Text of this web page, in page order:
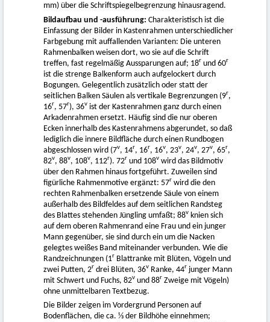
mm) über die Schriftspiegelbegrenzung hinausragend.
Bildaufbau und -ausführung: Charakteristisch ist die
Einfassung der Bilder in Kastenrahmen unterschiedlicher
Farbgebung mit auffallenden Varianten: Die unteren
Rahmenbalken weisen dort, wo sie auf die Schrift
treffen, fast regelmäßig Aussparungen auf; 18r und 60r
ist die strenge Balkenform auch aufgelockert durch
Bogungen. Gelegentlich zusätzlich oder statt der
seitlichen Balken Säulen als vertikale Begrenzungen (9r,
16r, 57r), 36v ist der Kastenrahmen ganz durch einen
Arkadenrahmen ersetzt. Häufig sind die nur oberen
Ecken innerhalb des Kastenrahmens abgerundet, so daß
lediglich die innere Bildfläche durch einen Rundbogen
abgeschlossen wird (7v, 14r, 16r, 16v, 23v, 24v, 27v, 65r,
82v, 88v, 108v, 112r). 72r und 108v wird das Bildmotiv
über den Rahmen hinaus fortgeführt. Zuweilen sind
figürliche Rahmenmotive ergänzt: 57r wird die den
rechten Rahmenbalken ersetzende Säule von einem
außerhalb des Bildfeldes auf dem seitlichen Randsteg
des Blattes stehenden Jüngling umfaßt; 88v knien sich
auf dem oberen Rahmenrand eine Frau und ein junger
Mann gegenüber, sie sind durch ein um die Nacken
gelegtes weißes Band miteinander verbunden. Wie die
Randzeichnungen (1r Blattranke mit Blüten, Vögeln und
zwei Putten, 2r drei Blüten, 36v Ranke, 44r junger Mann
mit Schwert und Fuchs, 82v und 88r Zweige mit Vögeln)
ohne unmittelbaren Textbezug.
Die Bilder zeigen im Vordergrund Personen auf
Bodenflächen, die ca. ⅓ der Bildhöhe einnehmen;